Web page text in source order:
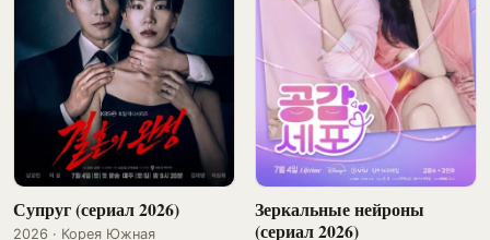
Супруг (сериал 2026)
2026 · Корея Южная
Зеркальные нейроны
(сериал 2026)